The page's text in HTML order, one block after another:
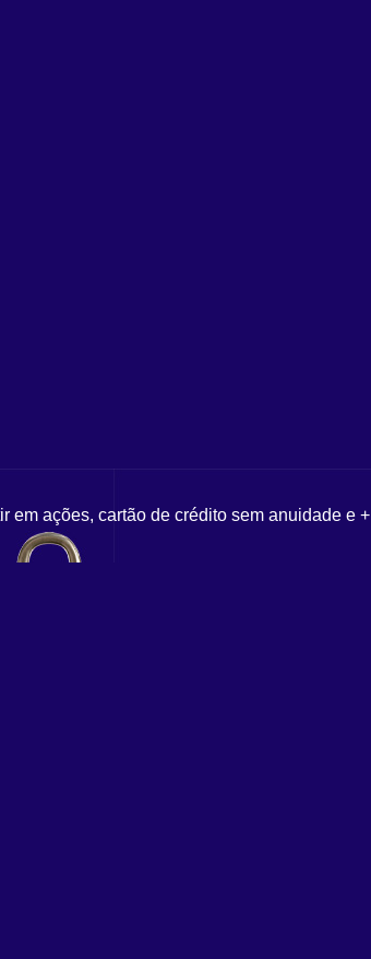
em ações, cartão de crédito sem anuidade e +